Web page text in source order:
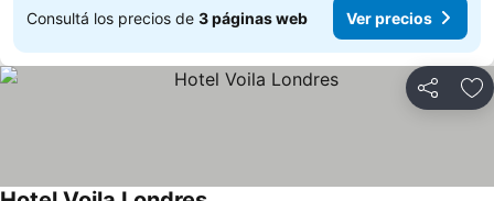
Consultá los precios de 3 páginas web Ver precios
Compartir